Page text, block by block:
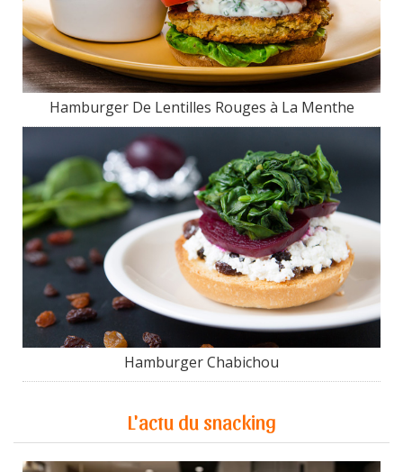
Hamburger De Lentilles Rouges à La Menthe
Hamburger Chabichou
L'actu du snacking